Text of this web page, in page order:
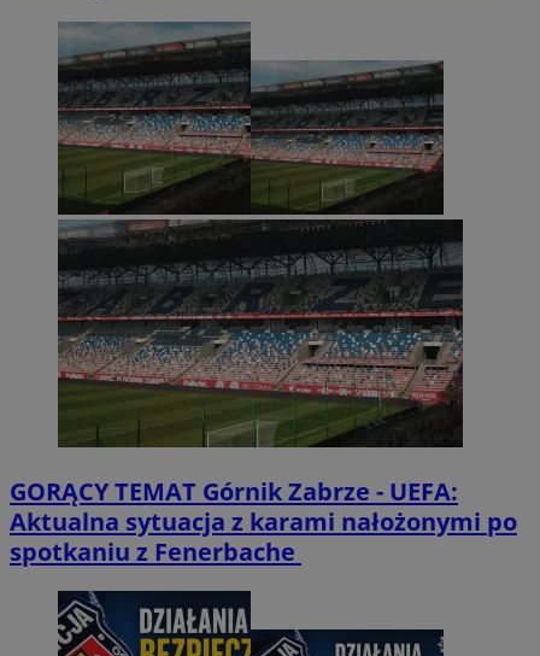
GORĄCY TEMAT Górnik Zabrze - UEFA:
Aktualna sytuacja z karami nałożonymi po
spotkaniu z Fenerbache